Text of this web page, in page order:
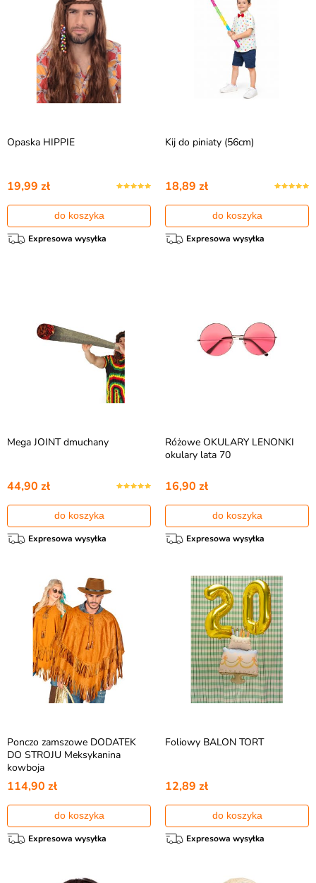
Opaska HIPPIE
19,99 zł
do koszyka
Expresowa wysyłka
Kij do piniaty (56cm)
18,89 zł
do koszyka
Expresowa wysyłka
Mega JOINT dmuchany
44,90 zł
do koszyka
Expresowa wysyłka
Różowe OKULARY LENONKI
okulary lata 70
16,90 zł
do koszyka
Expresowa wysyłka
Ponczo zamszowe DODATEK
DO STROJU Meksykanina
kowboja
114,90 zł
do koszyka
Expresowa wysyłka
Foliowy BALON TORT
12,89 zł
do koszyka
Expresowa wysyłka